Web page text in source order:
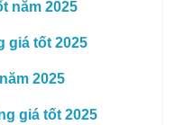
năm 2025
giá tốt 2025
2025
giá tốt 2025